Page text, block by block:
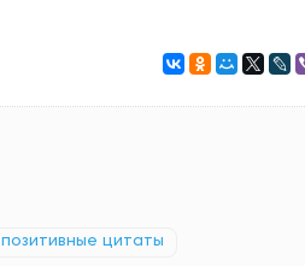
позитивные цитаты